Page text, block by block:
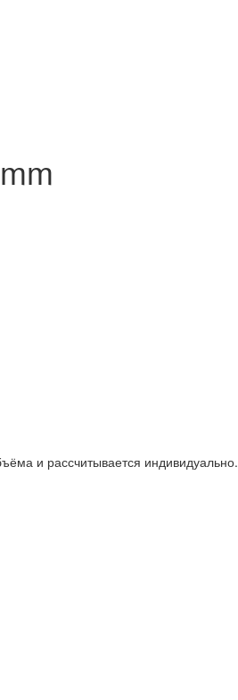
и рассчитывается индивидуально.